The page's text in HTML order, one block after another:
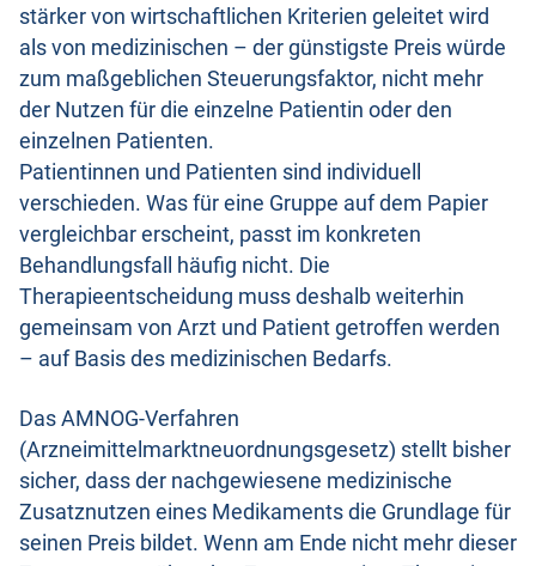
stärker von wirtschaftlichen Kriterien geleitet wird
als von medizinischen – der günstigste Preis würde
zum maßgeblichen Steuerungsfaktor, nicht mehr
der Nutzen für die einzelne Patientin oder den
einzelnen Patienten.
Patientinnen und Patienten sind individuell
verschieden. Was für eine Gruppe auf dem Papier
vergleichbar erscheint, passt im konkreten
Behandlungsfall häufig nicht. Die
Therapieentscheidung muss deshalb weiterhin
gemeinsam von Arzt und Patient getroffen werden
– auf Basis des medizinischen Bedarfs.
Das AMNOG-Verfahren
(Arzneimittelmarktneuordnungsgesetz) stellt bisher
sicher, dass der nachgewiesene medizinische
Zusatznutzen eines Medikaments die Grundlage für
seinen Preis bildet. Wenn am Ende nicht mehr dieser